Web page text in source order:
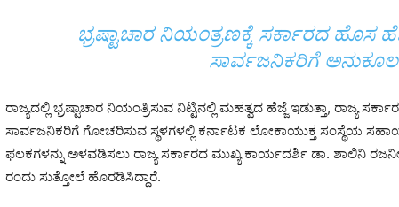
ಭ್ರಷ್ಟಾಚಾರ ನಿಯಂತ್ರಣಕ್ಕೆ ಸರ್ಕಾರದ ಹೊಸ
ಸಾರ್ವಜನಿಕರಿಗೆ ಅನುಕೂಲ
ರಾಜ್ಯದಲ್ಲಿ ಭ್ರಷ್ಟಾಚಾರ ನಿಯಂತ್ರಿಸುವ ನಿಟ್ಟಿನಲ್ಲಿ ಮಹತ್ವದ ಹೆಜ್ಜೆ ಇಡುತ್ತಾ, ರಾಜ್ಯ
ಸಾರ್ವಜನಿಕರಿಗೆ ಗೋಚರಿಸುವ ಸ್ಥಳಗಳಲ್ಲಿ ಕರ್ನಾಟಕ ಲೋಕಾಯುಕ್ತ ಸಂಸ್ಥೆಯ
ಫಲಕಗಳನ್ನು ಅಳವಡಿಸಲು ರಾಜ್ಯ ಸರ್ಕಾರದ ಮುಖ್ಯ ಕಾರ್ಯದರ್ಶಿ ಡಾ. ಶಾಲಿನಿ
ರಂದು ಸುತ್ತೋಲೆ ಹೊರಡಿಸಿದ್ದಾರೆ.